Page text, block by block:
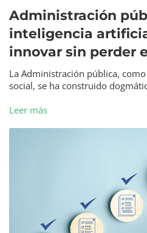
Administración
inteligencia
innovar sin perder
La Administración pública,
social, se ha construido
Leer más